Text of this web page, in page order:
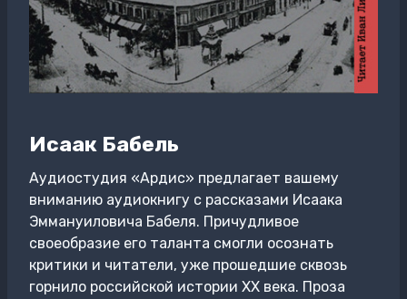
Исаак Бабель
Аудиостудия «Ардис» предлагает вашему
вниманию аудиокнигу с рассказами Исаака
Эммануиловича Бабеля. Причудливое
своеобразие его таланта смогли осознать
критики и читатели, уже прошедшие сквозь
горнило российской истории XX века. Проза